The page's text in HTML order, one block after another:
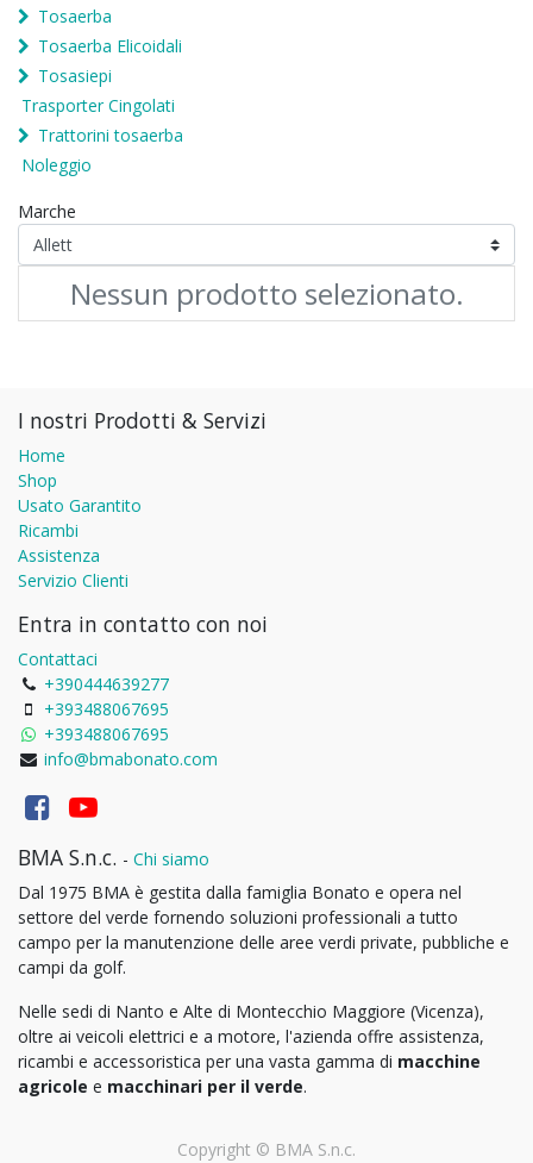
Tosaerba
Tosaerba Elicoidali
Tosasiepi
Trasporter Cingolati
Trattorini tosaerba
Noleggio
Marche
Nessun prodotto selezionato.
I nostri Prodotti & Servizi
Home
Shop
Usato Garantito
Ricambi
Assistenza
Servizio Clienti
Entra in contatto con noi
Contattaci
+390444639277
+393488067695
+393488067695
info@bmabonato.com
BMA S.n.c. - Chi siamo
Dal 1975 BMA è gestita dalla famiglia Bonato e opera nel
settore del verde fornendo soluzioni professionali a tutto
campo per la manutenzione delle aree verdi private, pubbliche e
campi da golf.
Nelle sedi di Nanto e Alte di Montecchio Maggiore (Vicenza),
oltre ai veicoli elettrici e a motore, l'azienda offre assistenza,
ricambi e accessoristica per una vasta gamma di macchine
agricole e macchinari per il verde.
Copyright © BMA S.n.c.